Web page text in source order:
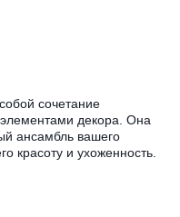
сочетание
декора. Она
ансамбль вашего
красоту и ухоженность.